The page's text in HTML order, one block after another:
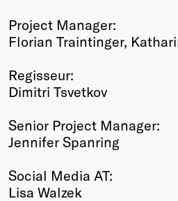
Project Manager:
Florian Traintinger,
Regisseur:
Dimitri Tsvetkov
Senior Project Manager:
Jennifer Spanring
Social Media AT:
Lisa Walzek